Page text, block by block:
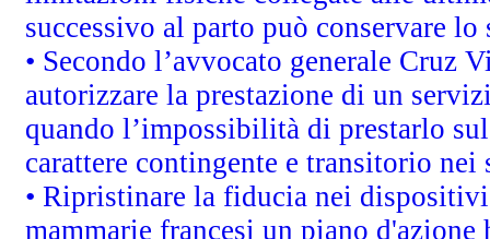
successivo al parto può conservare
• Secondo l’avvocato generale Cruz
autorizzare la prestazione di un
quando l’impossibilità di prestarlo
carattere contingente e transitorio
• Ripristinare la fiducia nei
mammarie francesi un piano